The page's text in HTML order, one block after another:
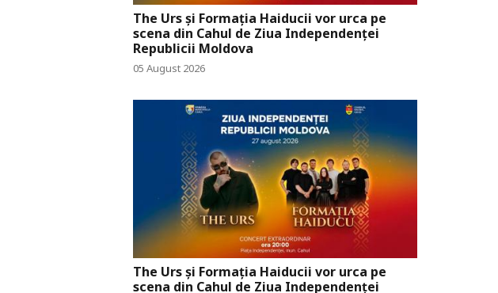
The Urs și Formația Haiducii vor urca pe
scena din Cahul de Ziua Independenței
Republicii Moldova
05 August 2026
The Urs și Formația Haiducii vor urca pe
scena din Cahul de Ziua Independenței